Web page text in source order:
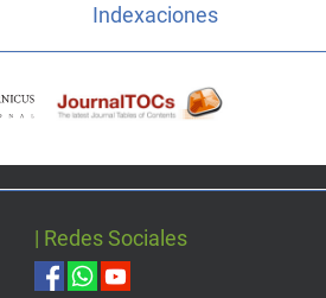
Indexaciones
| Redes Sociales